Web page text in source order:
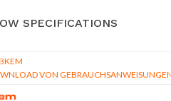
SPECIFICATIONS
VON